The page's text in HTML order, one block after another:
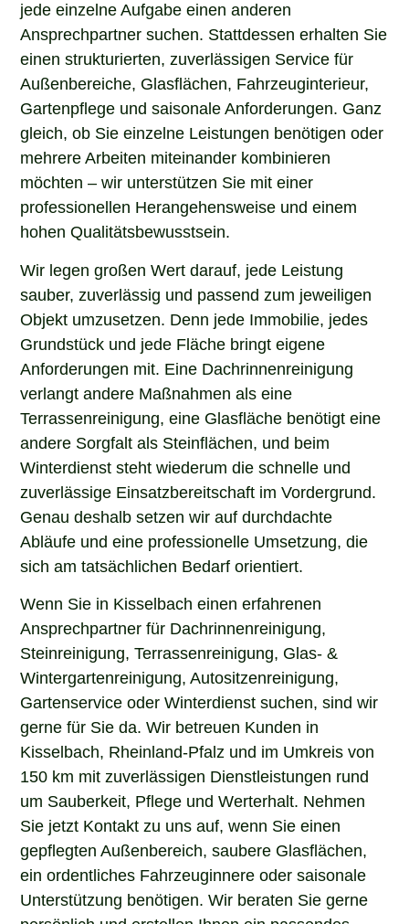
jede einzelne Aufgabe einen anderen
Ansprechpartner suchen. Stattdessen erhalten Sie
einen strukturierten, zuverlässigen Service für
Außenbereiche, Glasflächen, Fahrzeuginterieur,
Gartenpflege und saisonale Anforderungen. Ganz
gleich, ob Sie einzelne Leistungen benötigen oder
mehrere Arbeiten miteinander kombinieren
möchten – wir unterstützen Sie mit einer
professionellen Herangehensweise und einem
hohen Qualitätsbewusstsein.
Wir legen großen Wert darauf, jede Leistung
sauber, zuverlässig und passend zum jeweiligen
Objekt umzusetzen. Denn jede Immobilie, jedes
Grundstück und jede Fläche bringt eigene
Anforderungen mit. Eine Dachrinnenreinigung
verlangt andere Maßnahmen als eine
Terrassenreinigung, eine Glasfläche benötigt eine
andere Sorgfalt als Steinflächen, und beim
Winterdienst steht wiederum die schnelle und
zuverlässige Einsatzbereitschaft im Vordergrund.
Genau deshalb setzen wir auf durchdachte
Abläufe und eine professionelle Umsetzung, die
sich am tatsächlichen Bedarf orientiert.
Wenn Sie in Kisselbach einen erfahrenen
Ansprechpartner für Dachrinnenreinigung,
Steinreinigung, Terrassenreinigung, Glas- &
Wintergartenreinigung, Autositzenreinigung,
Gartenservice oder Winterdienst suchen, sind wir
gerne für Sie da. Wir betreuen Kunden in
Kisselbach, Rheinland-Pfalz und im Umkreis von
150 km mit zuverlässigen Dienstleistungen rund
um Sauberkeit, Pflege und Werterhalt. Nehmen
Sie jetzt Kontakt zu uns auf, wenn Sie einen
gepflegten Außenbereich, saubere Glasflächen,
ein ordentliches Fahrzeuginnere oder saisonale
Unterstützung benötigen. Wir beraten Sie gerne